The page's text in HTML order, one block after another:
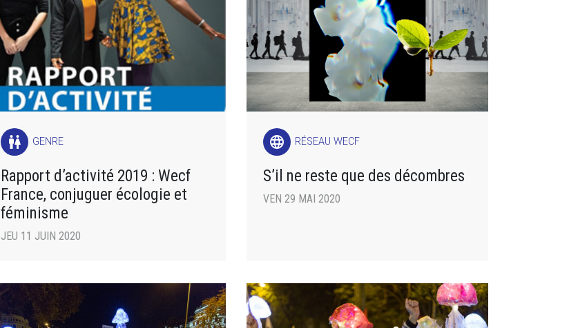
wc GENRE
Rapport d’activité 2019 : Wecf
France, conjuguer écologie et
féminisme
JEU 11 JUIN 2020
language RÉSEAU WECF
S’il ne reste que des décombres
VEN 29 MAI 2020